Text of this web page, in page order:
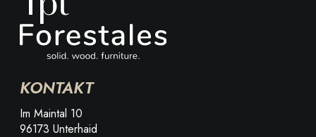
KONTAKT
Im Maintal 10
96173 Unterhaid